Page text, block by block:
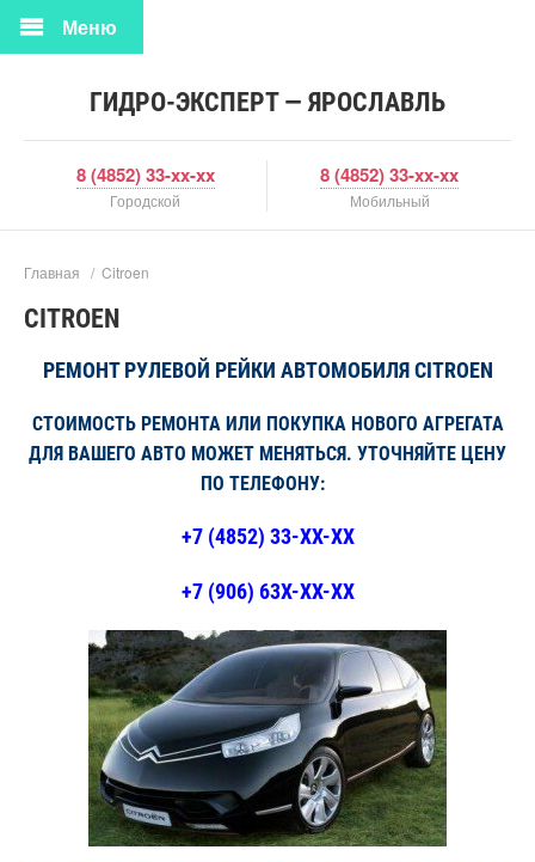
ГИДРО-ЭКСПЕРТ — ЯРОСЛАВЛЬ
Меню
8 (4852) 33-xx-xx
Городской
8 (4852) 33-xx-xx
Мобильный
Главная / Citroen
CITROEN
РЕМОНТ РУЛЕВОЙ РЕЙКИ АВТОМОБИЛЯ CITROEN
СТОИМОСТЬ РЕМОНТА ИЛИ ПОКУПКА НОВОГО АГРЕГАТА
ДЛЯ ВАШЕГО АВТО МОЖЕТ МЕНЯТЬСЯ. УТОЧНЯЙТЕ ЦЕНУ
ПО ТЕЛЕФОНУ:
+7 (4852) 33-XX-XX
+7 (906) 63X-XX-XX